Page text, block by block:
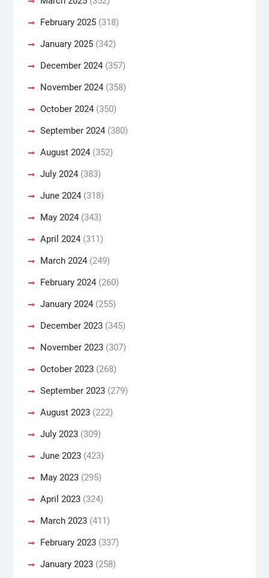
February 2025(318)
January 2025(342)
December 2024(357)
November 2024(358)
October 2024(350)
September 2024(380)
August 2024(352)
July 2024(383)
June 2024(318)
May 2024(343)
April 2024(311)
March 2024(249)
February 2024(260)
January 2024(255)
December 2023(345)
November 2023(307)
October 2023(268)
September 2023(279)
August 2023(222)
July 2023(309)
June 2023(423)
May 2023(295)
April 2023(324)
March 2023(411)
February 2023(337)
January 2023(258)